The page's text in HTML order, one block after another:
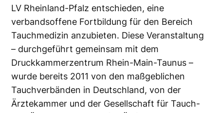
LV Rheinland-Pfalz entschieden, eine
verbandsoffene Fortbildung für den Bereich
Tauchmedizin anzubieten. Diese Veranstaltung
– durchgeführt gemeinsam mit dem
Druckkammerzentrum Rhein-Main-Taunus –
wurde bereits 2011 von den maßgeblichen
Tauchverbänden in Deutschland, von der
Ärztekammer und der Gesellschaft für Tauch-